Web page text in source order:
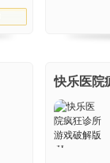
快乐医院
(Happy